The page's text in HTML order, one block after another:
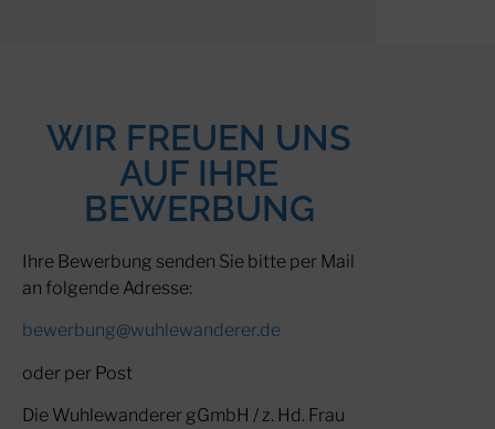
WIR FREUEN UNS
AUF IHRE
BEWERBUNG
Ihre Bewerbung senden Sie bitte per Mail
an folgende Adresse:
bewerbung@wuhlewanderer.de
oder per Post
Die Wuhlewanderer gGmbH / z. Hd. Frau